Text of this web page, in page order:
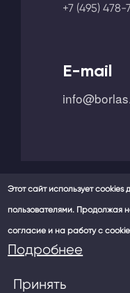
+7 (495)
E-mail
Мы в социальных
Этот сайт использует cookies
пользователями. Продолжая
согласие и на работу с
Подробнее
Принять